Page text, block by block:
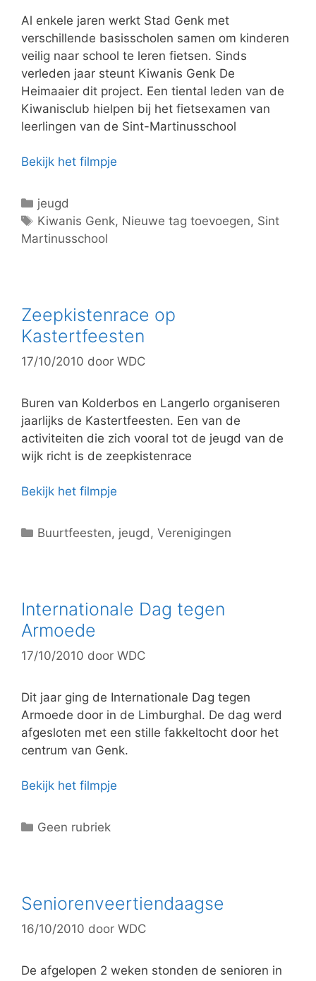
e
ë
n
Al enkele jaren werkt Stad Genk met
verschillende basisscholen samen om kinderen
veilig naar school te leren fietsen. Sinds
verleden jaar steunt Kiwanis Genk De
Heimaaier dit project. Een tiental leden van de
Kiwanisclub hielpen bij het fietsexamen van
leerlingen van de Sint-Martinusschool
Bekijk het filmpje
C
a
t
r
e
ë
jeugd
T
a
Kiwanis Genk, Nieuwe tag toevoegen, Sint
Martinusschool
Zeepkistenrace op
Kastertfeesten
17/10/2010 door WDC
Buren van Kolderbos en Langerlo organiseren
jaarlijks de Kastertfeesten. Een van de
activiteiten die zich vooral tot de jeugd van de
wijk richt is de zeepkistenrace
Bekijk het filmpje
C
g
r
i
ë
n
Buurtfeesten, jeugd,Verenigingen
Internationale Dag tegen
Armoede
17/10/2010 door WDC
Dit jaar ging de Internationale Dag tegen
Armoede door in de Limburghal. De dag werd
afgesloten met een stille fakkeltocht door het
centrum van Genk.
Bekijk het filmpje
C
g
r
e
Geen rubriek
Seniorenveertiendaagse
16/10/2010 door WDC
De afgelopen 2 weken stonden de senioren in